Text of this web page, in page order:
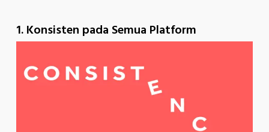
1. Konsisten pada Semua Platform